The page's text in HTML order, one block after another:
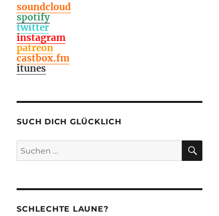
soundcloud
spotify
twitter
instagram
patreon
castbox.fm
itunes
SUCH DICH GLÜCKLICH
Suchen
nach:
SCHLECHTE LAUNE?